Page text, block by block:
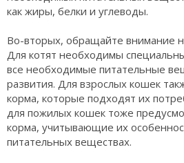
как жиры, белки и углеводы.
Во-вторых, обращайте внимание
Для котят необходимы
все необходимые питательные
развития. Для взрослых кошек
корма, которые подходят их
для пожилых кошек тоже
корма, учитывающие их
питательных веществах.